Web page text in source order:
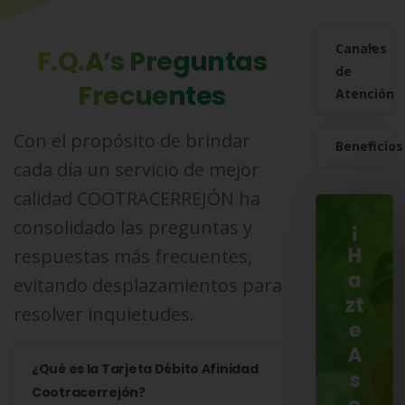
F.Q.A’s Preguntas
Frecuentes
Con el propósito de brindar
cada día un servicio de mejor
calidad COOTRACERREJÓN ha
consolidado las preguntas y
respuestas más frecuentes,
evitando desplazamientos para
resolver inquietudes.
¿Qué es la Tarjeta Débito Afinidad
Cootracerrejón?
Canales
de
Atención
Beneficios
¡
H
a
zt
e
A
s